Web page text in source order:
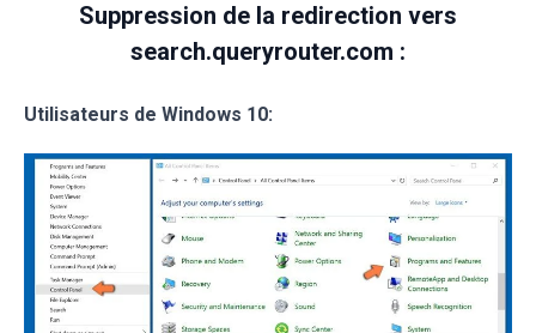
Suppression de la redirection vers
search.queryrouter.com :
Utilisateurs de Windows 10: